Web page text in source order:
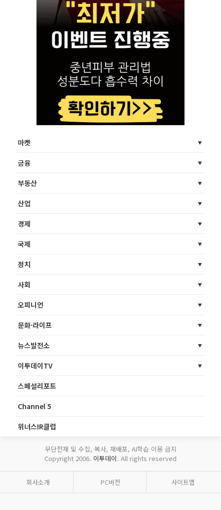
마켓
금융
부동산
산업
경제
국제
정치
사회
오피니언
문화·라이프
뉴스발전소
이투데이TV
스페셜리포트
Channel 5
위너스IR클럽
무단전재 및 수집, 복사, 재배포, AI학습 이용 금지
Copyright 2006. 이투데이. All rights reserved
회사소개 PC버전 사이트맵